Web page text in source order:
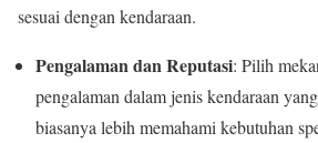
sesuai dengan kendaraan.
Pengalaman dan Reputasi: Pilih
pengalaman dalam jenis kendaraan
biasanya lebih memahami kebutuhan